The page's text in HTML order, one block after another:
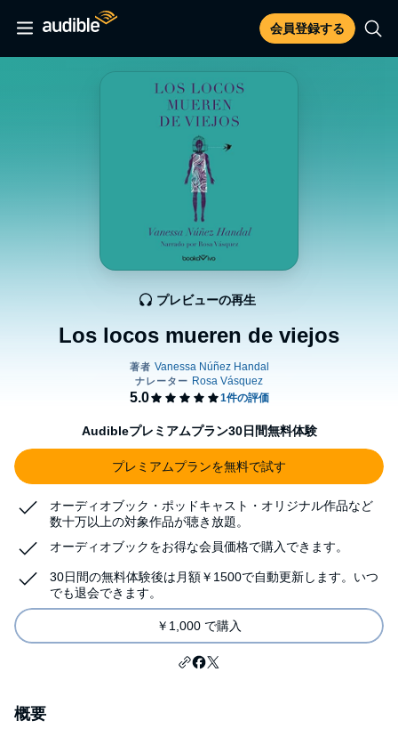
会員登録する
Los locos mueren de viejos
プレビューの再生
Audibleプレミアムプラン30日間無料体験
プレミアムプランを無料で試す
オーディオブック・ポッドキャスト・オリジナル作品など
数十万以上の対象作品が聴き放題。
オーディオブックをお得な会員価格で購入できます。
30日間の無料体験後は月額￥1500で自動更新します。いつ
でも退会できます。
￥1,000 で購入
概要